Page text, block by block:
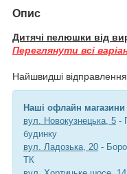
Опис
Дитячі пелюшки від
Переглянути всі
Найшвидші
Наші офлайн
вул. Новокузнецька, 5 -
будинку
вул. Ладозька, 20 -
ТК